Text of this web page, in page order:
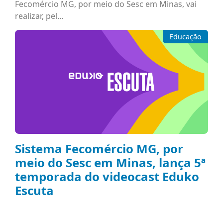
Fecomércio MG, por meio do Sesc em Minas, vai
realizar, pel...
Educação
Sistema Fecomércio MG, por
meio do Sesc em Minas, lança 5ª
temporada do videocast Eduko
Escuta